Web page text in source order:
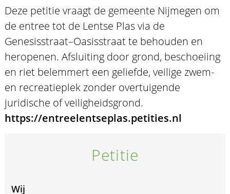
Deze petitie vraagt de gemeente Nijmegen om
de entree tot de Lentse Plas via de
Genesisstraat–Oasisstraat te behouden en
heropenen. Afsluiting door grond, beschoeiing
en riet belemmert een geliefde, veilige zwem-
en recreatieplek zonder overtuigende
juridische of veiligheidsgrond.
https://entreelentseplas.petities.nl
Petitie
Wij